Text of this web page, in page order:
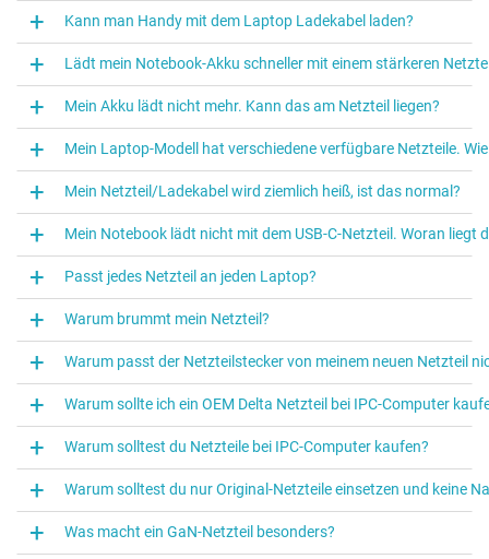
Kann man Handy mit dem Laptop Ladekabel laden?
Lädt mein Notebook-Akku schneller mit einem stärkeren
Mein Akku lädt nicht mehr. Kann das am Netzteil liegen?
Mein Laptop-Modell hat verschiedene verfügbare Netzteile.
Mein Netzteil/Ladekabel wird ziemlich heiß, ist das normal?
Mein Notebook lädt nicht mit dem USB-C-Netzteil. Woran liegt
Passt jedes Netzteil an jeden Laptop?
Warum brummt mein Netzteil?
Warum passt der Netzteilstecker von meinem neuen Netzteil
Warum sollte ich ein OEM Delta Netzteil bei IPC‑Computer
Warum solltest du Netzteile bei IPC‑Computer kaufen?
Warum solltest du nur Original-Netzteile einsetzen und keine
Was macht ein GaN-Netzteil besonders?